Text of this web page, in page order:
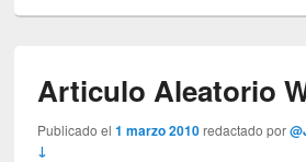
Articulo Aleatorio
Publicado el1 marzo 2010 redactado por
↓